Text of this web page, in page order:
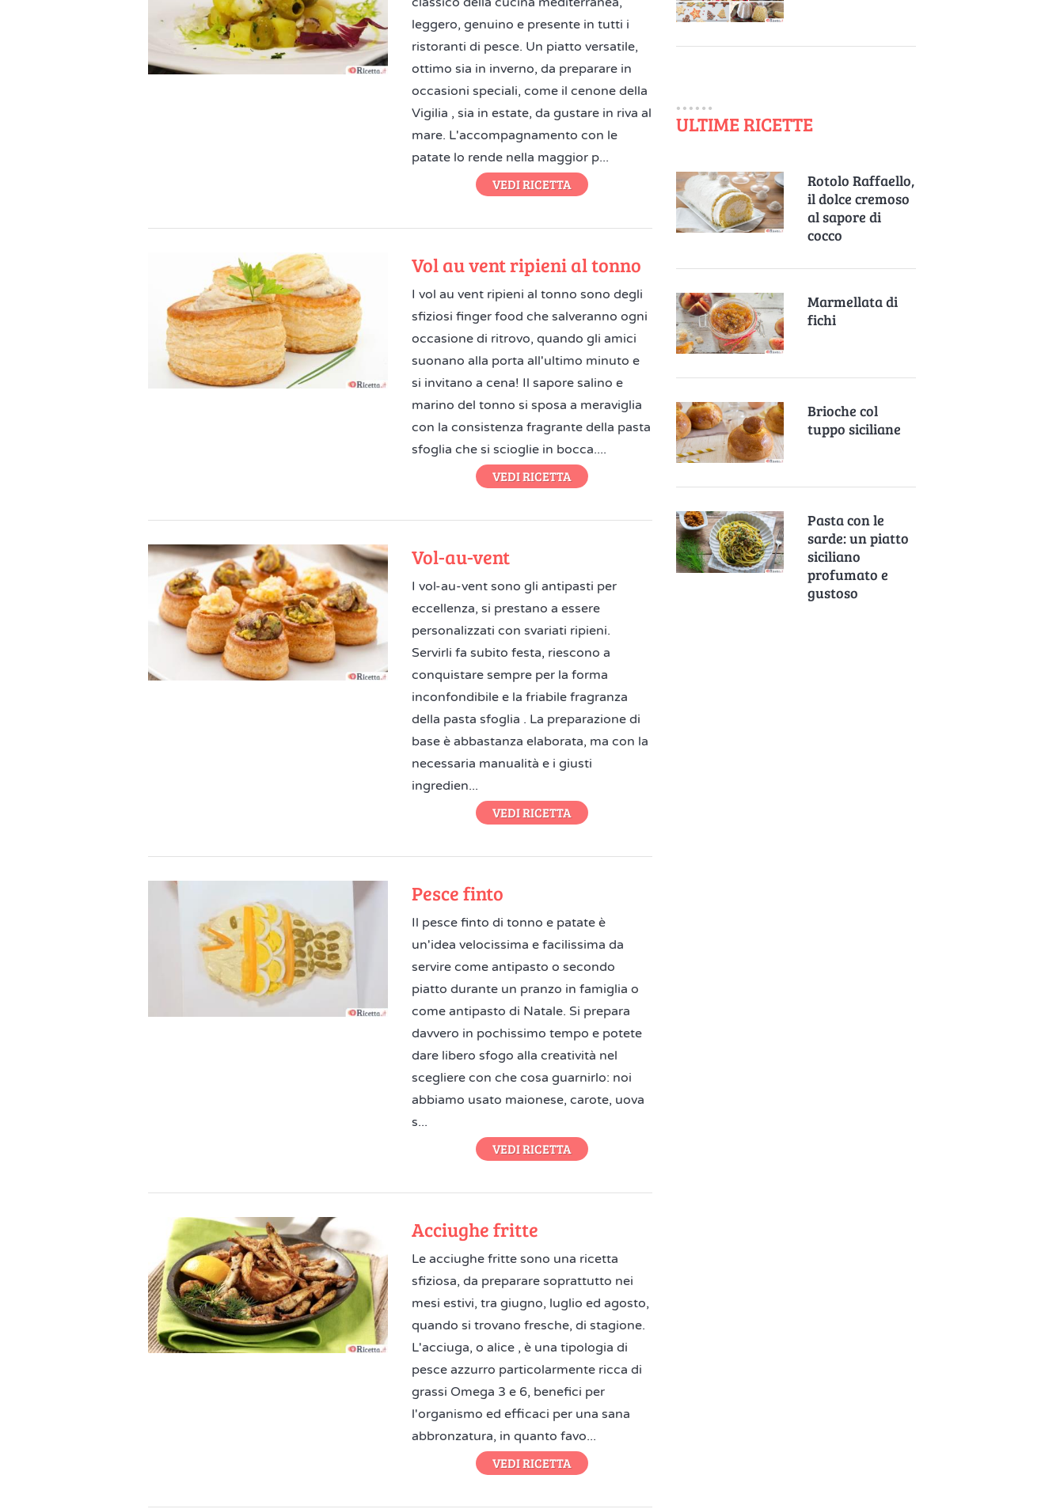
leggero, genuino e presente in tutti i
ristoranti di pesce. Un piatto versatile,
ottimo sia in inverno, da preparare in
occasioni speciali, come il cenone della
Vigilia , sia in estate, da gustare in riva al
mare. L'accompagnamento con le
patate lo rende nella maggior p...
VEDI RICETTA
Vol au vent ripieni al tonno
I vol au vent ripieni al tonno sono degli
sfiziosi finger food che salveranno ogni
occasione di ritrovo, quando gli amici
suonano alla porta all'ultimo minuto e
si invitano a cena! Il sapore salino e
marino del tonno si sposa a meraviglia
con la consistenza fragrante della pasta
sfoglia che si scioglie in bocca....
VEDI RICETTA
Vol-au-vent
I vol-au-vent sono gli antipasti per
eccellenza, si prestano a essere
personalizzati con svariati ripieni.
Servirli fa subito festa, riescono a
conquistare sempre per la forma
inconfondibile e la friabile fragranza
della pasta sfoglia . La preparazione di
base è abbastanza elaborata, ma con la
necessaria manualità e i giusti
ingredien...
VEDI RICETTA
Pesce finto
Il pesce finto di tonno e patate è
un'idea velocissima e facilissima da
servire come antipasto o secondo
piatto durante un pranzo in famiglia o
come antipasto di Natale. Si prepara
davvero in pochissimo tempo e potete
dare libero sfogo alla creatività nel
scegliere con che cosa guarnirlo: noi
abbiamo usato maionese, carote, uova
s...
VEDI RICETTA
Acciughe fritte
Le acciughe fritte sono una ricetta
sfiziosa, da preparare soprattutto nei
mesi estivi, tra giugno, luglio ed agosto,
quando si trovano fresche, di stagione.
L'acciuga, o alice , è una tipologia di
pesce azzurro particolarmente ricca di
grassi Omega 3 e 6, benefici per
l'organismo ed efficaci per una sana
abbronzatura, in quanto favo...
VEDI RICETTA
ULTIME RICETTE
Rotolo Raffaello,
il dolce cremoso
al sapore di
cocco
Marmellata di
fichi
Brioche col
tuppo siciliane
Pasta con le
sarde: un piatto
siciliano
profumato e
gustoso